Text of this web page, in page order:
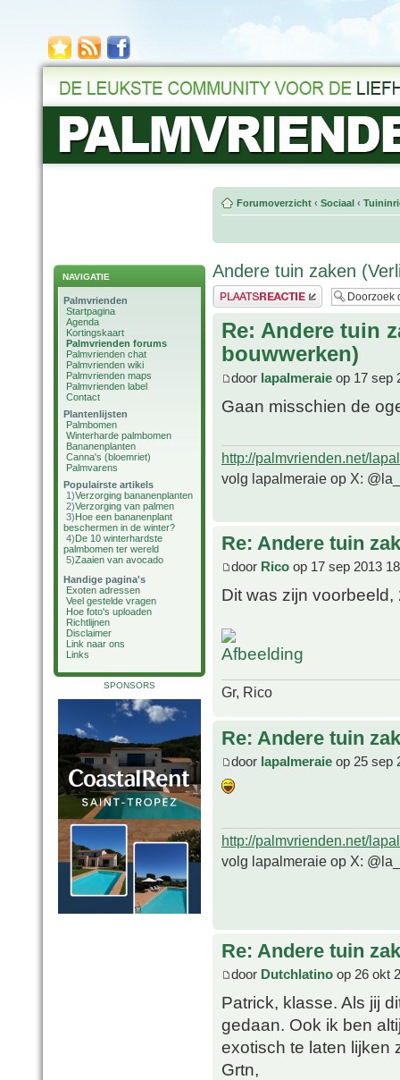
NAVIGATIE
Palmvrienden
Startpagina
Agenda
Kortingskaart
Palmvrienden forums
Palmvrienden chat
Palmvrienden wiki
Palmvrienden maps
Palmvrienden label
Contact
Plantenlijsten
Palmbomen
Winterharde palmbomen
Bananenplanten
Canna's (bloemriet)
Palmvarens
Populairste artikels
1)Verzorging bananenplanten
2)Verzorging van palmen
3)Hoe een bananenplant
beschermen in de winter?
4)De 10 winterhardste
palmbomen ter wereld
5)Zaaien van avocado
Handige pagina's
Exoten adressen
Veel gestelde vragen
Hoe foto's uploaden
Richtlijnen
Disclaimer
Link naar ons
Links
SPONSORS
Forumoverzicht ‹ Sociaal ‹
Andere tuin zaken
Plaats een reactie
Re: Andere tuin
bouwwerken)
door lapalmeraie op 17 sep
Gaan misschien de
http://palmvrienden.net/
volg lapalmeraie op X:
Re: Andere tuin
door Rico op 17 sep 2013
Dit was zijn
Gr, Rico
Re: Andere tuin
door lapalmeraie op 25 sep
http://palmvrienden.net/
volg lapalmeraie op X:
Re: Andere tuin
door Dutchlatino op 26 okt
Patrick, klasse. Als jij
gedaan. Ook ik ben
exotisch te laten lijken
Grtn,